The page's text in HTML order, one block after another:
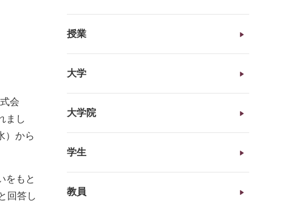
会
まし
）から
をもと
回答し
授業
大学
大学院
学生
教員